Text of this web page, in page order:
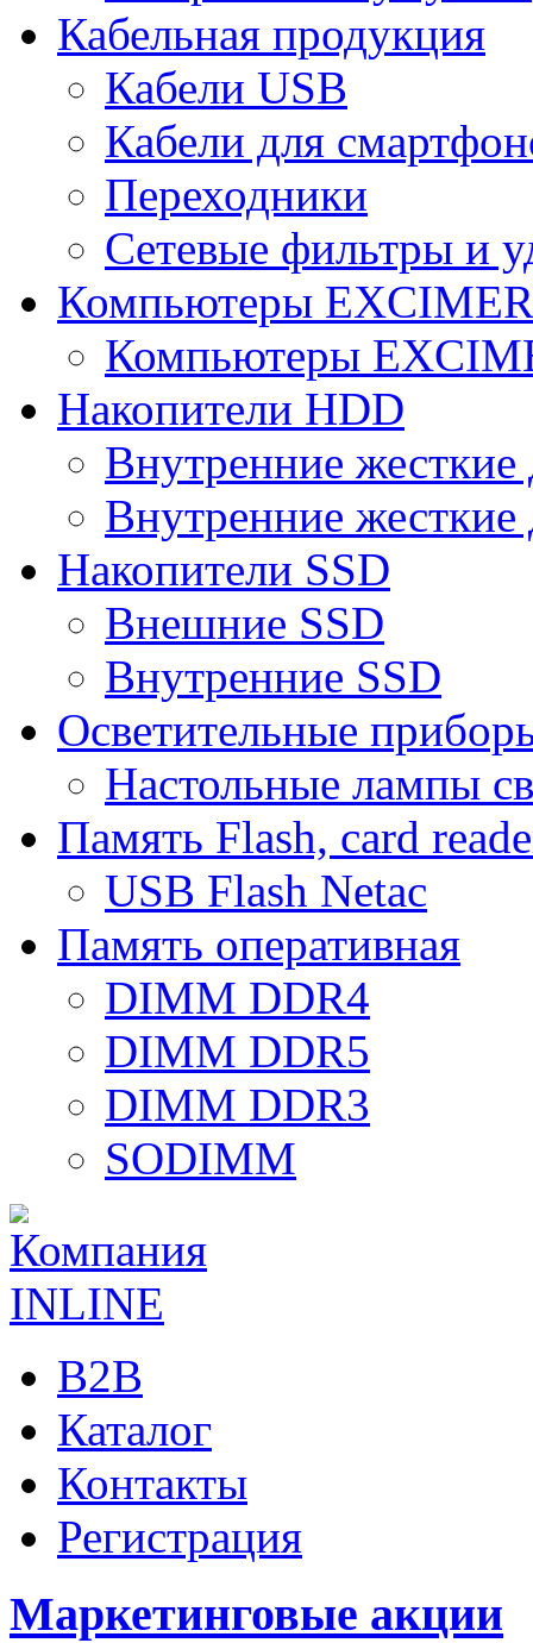
Кабельная продукция
Кабели USB
Кабели для
Переходники
Сетевые фильтры и
Компьютеры
Компьютеры
Накопители HDD
Внутренние
Внутренние
Накопители SSD
Внешние SSD
Внутренние SSD
Осветительные
Настольные лампы
Память Flash, card
USB Flash Netac
Память оперативная
DIMM DDR4
DIMM DDR5
DIMM DDR3
SODIMM
B2B
Каталог
Контакты
Регистрация
Маркетинговые акции